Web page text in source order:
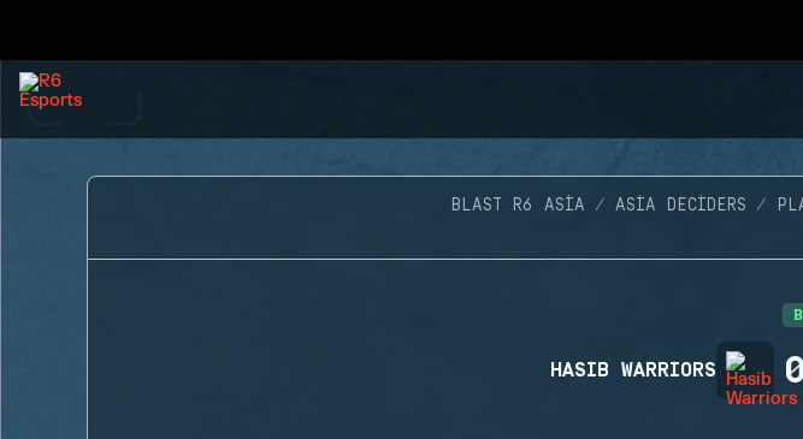
BLAST R6 ASIA ASIA DECIDERS
HASIB WARRIORS 0